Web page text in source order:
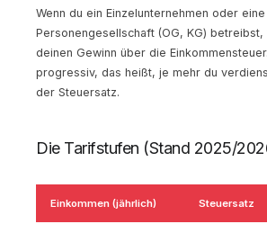
Wenn du ein Einzelunternehmen oder eine
Personengesellschaft (OG, KG)
deinen Gewinn über die
progressiv, das heißt, je mehr du
der Steuersatz.
Die Tarifstufen (Stand 2025/
Einkommen (jährlich) Steuersatz